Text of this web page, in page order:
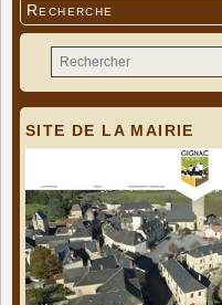
Recherche
SITE DE LA MAIRIE